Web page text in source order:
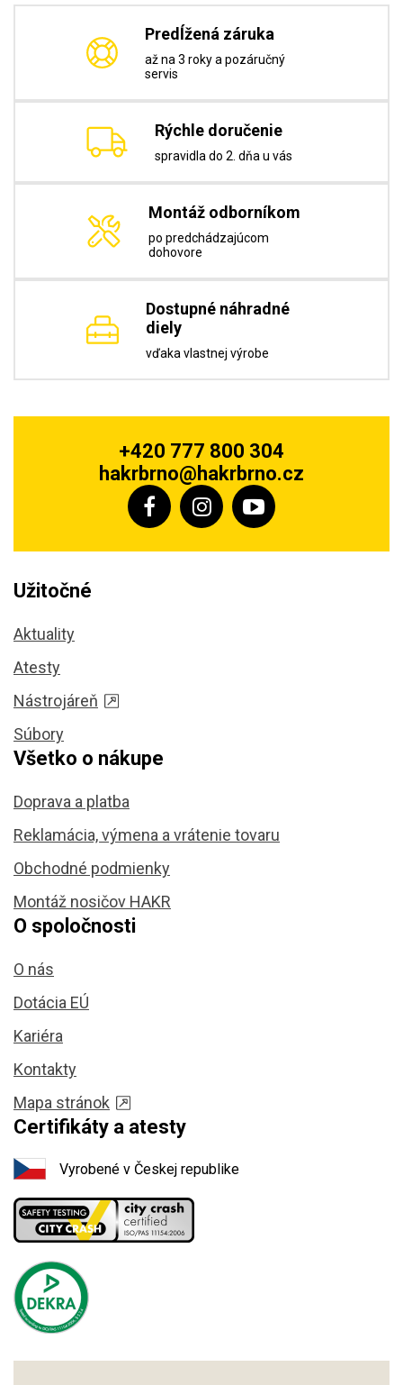
Predĺžená záruka
až na 3 roky a pozáručný
servis
Rýchle doručenie
spravidla do 2. dňa u vás
Montáž odborníkom
po predchádzajúcom
dohovore
Dostupné náhradné
diely
vďaka vlastnej výrobe
+420 777 800 304
hakrbrno@hakrbrno.cz
Užitočné
Aktuality
Atesty
Nástrojáreň
Súbory
Všetko o nákupe
Doprava a platba
Reklamácia, výmena a vrátenie tovaru
Obchodné podmienky
Montáž nosičov HAKR
O spoločnosti
O nás
Dotácia EÚ
Kariéra
Kontakty
Mapa stránok
Certifikáty a atesty
Vyrobené v Českej republike